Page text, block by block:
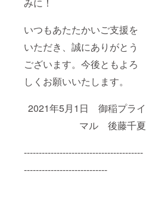
いつもあたたかいご支援を
いただき、誠にありがとう
ございます。今後ともよろ
しくお願いいたします。
2021年5月1日 御稲プライ
マル 後藤千夏
----------------------------------------
----------------------------